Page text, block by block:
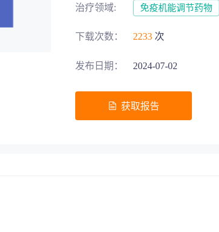
区域整体规划
治疗领域: 免疫机能调节药物
下载次数： 2233 次
发布日期： 2024-07-02
获取报告